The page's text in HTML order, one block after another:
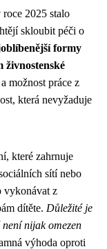
2025 stalo
skloubit péči o
formy
živnostenské
možnost práce z
která nevyžaduje
které zahrnuje
sítí nebo
vykonávat z
dítěte. Důležité je
nijak omezen
výhoda oproti